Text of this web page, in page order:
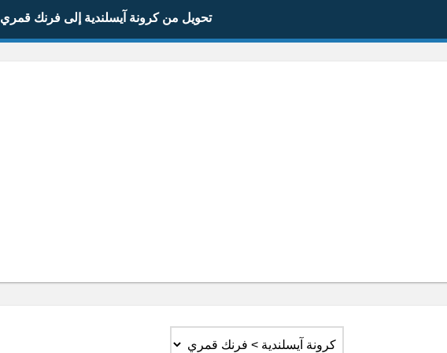
تحويل من كرونة آيسلندية إلى فرنك قمري